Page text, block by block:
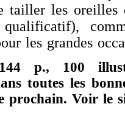
tailler les
les grandes
p., 100
toutes les
prochain. Voir le